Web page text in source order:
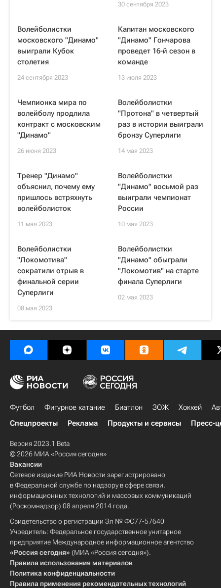
30 сентября 2023
Волейболистки
московского "Динамо"
выиграли Кубок
столетия
24 сентября 2023
Капитан московского
"Динамо" Гончарова
проведет 16-й сезон в
команде
13 июля 2023
Чемпионка мира по
волейболу продлила
контракт с московским
"Динамо"
26 июня 2023
Волейболистки
"Протона" в четвертый
раз в истории выиграли
бронзу Суперлиги
14 мая 2023
Тренер "Динамо"
объяснил, почему ему
пришлось встряхнуть
волейболисток
11 мая 2023
Волейболистки
"Динамо" восьмой раз
выиграли чемпионат
России
10 мая 2023
Волейболистки
"Локомотива"
сократили отрыв в
финальной серии
Суперлиги
08 мая 2023
Волейболистки
"Динамо" обыграли
"Локомотив" на старте
финала Суперлиги
02 мая 2023
Футбол Фигурное катание Биатлон ЗОЖ Хоккей
Спецпроекты
Реклама Продукты и сервисы Пресс-
Версия 2023.1 Beta
© 2026 МИА «Россия сегодня»
Вакансии
Сетевое издание РИА Новости зарегистрировано
в Федеральной службе по надзору в сфере связи,
информационных технологий и массовых коммуникаций
(Роскомнадзор) 08 апреля 2014 года.
Свидетельство о регистрации Эл № ФС77-57640
Учредитель: Федеральное государственное унитарное
предприятие Международное информационное агентство
«Россия сегодня» (МИА «Россия сегодня»).
Правила использования материалов
Политика конфиденциальности
Правила применения рекомендательных технологий